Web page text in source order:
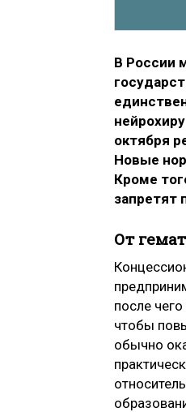
В России
октября
Новые
Кроме
запретят
От
после
чтобы
обычно